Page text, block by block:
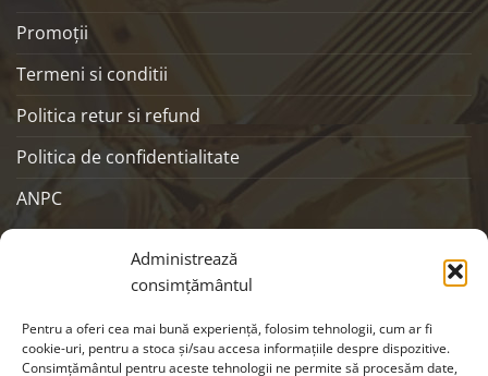
Administrează
consimțământul
Pentru a oferi cea mai bună experiență, folosim tehnologii, cum ar fi
cookie-uri, pentru a stoca și/sau accesa informațiile despre dispozitive.
Consimțământul pentru aceste tehnologii ne permite să procesăm date,
Promoţii
Termeni si conditii
Politica retur si refund
Politica de confidentialitate
ANPC